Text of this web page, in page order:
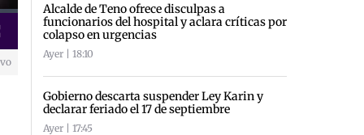
Alcalde de Teno ofrece disculpas a
funcionarios del hospital y aclara críticas por
colapso en urgencias
Ayer | 18:10
Gobierno descarta suspender Ley Karin y
declarar feriado el 17 de septiembre
Ayer | 17:45